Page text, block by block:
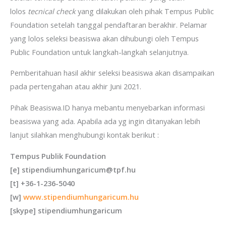
lolos tecnical checkyang dilakukan oleh pihak Tempus Public
Foundation setelah tanggal pendaftaran berakhir. Pelamar
yang lolos seleksi beasiswa akan dihubungi oleh Tempus
Public Foundation untuk langkah-langkah selanjutnya.
Pemberitahuan hasil akhir seleksi beasiswa akan disampaikan
pada pertengahan atau akhir Juni 2021.
Pihak Beasiswa.ID hanya mebantu menyebarkan informasi
beasiswa yang ada. Apabila ada yg ingin ditanyakan lebih
lanjut silahkan menghubungi kontak berikut :
Tempus Publik Foundation
[e] stipendiumhungaricum@tpf.hu
[t] +36-1-236-5040
[w] www.stipendiumhungaricum.hu
[skype] stipendiumhungaricum